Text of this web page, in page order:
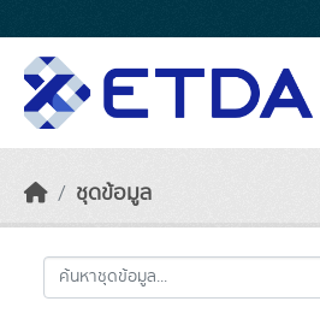
ชุดข้อมูล